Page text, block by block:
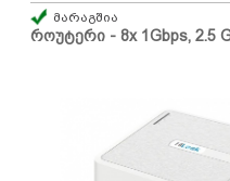
როუტერი - 8x 1Gbps, 2.5
მარაგშია